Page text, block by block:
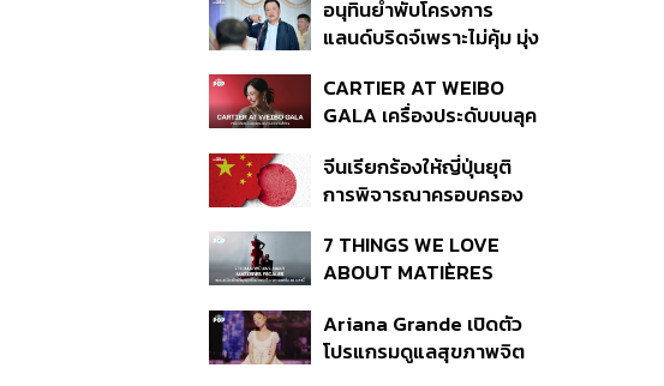
อนุทินย้ำพับโครงการ
แลนด์บริดจ์เพราะไม่คุ้ม มุ่ง
รองรับอ่าวไทย-อันดามัน
CARTIER AT WEIBO
GALA เครื่องประดับบนลุค
สำคัญ
จีนเรียกร้องให้ญี่ปุ่นยุติ
การพิจารณาครอบครอง
7 THINGS WE LOVE
ABOUT MATIÈRES
Ariana Grande เปิดตัว
โปรแกรมดูแลสุขภาพจิต